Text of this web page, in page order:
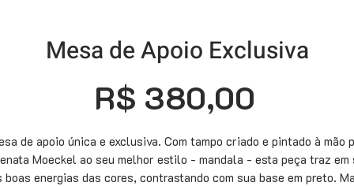
Mesa de Apoio Exclusiva
R$ 380,00
de apoio única e exclusiva. Com tampo criado e pintado à mão
Moeckel ao seu melhor estilo - mandala - esta peça traz em
boas energias das cores, contrastando com sua base em preto.